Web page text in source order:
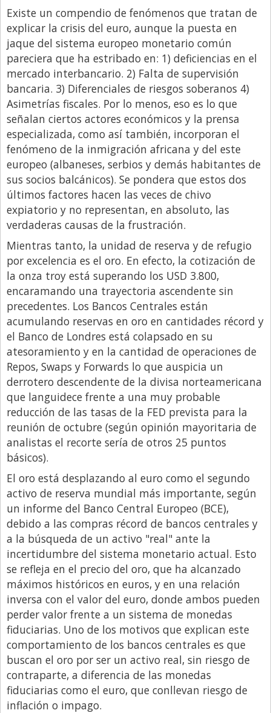
Existe un compendio de fenómenos que tratan de
explicar la crisis del euro, aunque la puesta en
jaque del sistema europeo monetario común
pareciera que ha estribado en: 1) deficiencias en el
mercado interbancario. 2) Falta de supervisión
bancaria. 3) Diferenciales de riesgos soberanos 4)
Asimetrías fiscales. Por lo menos, eso es lo que
señalan ciertos actores económicos y la prensa
especializada, como así también, incorporan el
fenómeno de la inmigración africana y del este
europeo (albaneses, serbios y demás habitantes de
sus socios balcánicos). Se pondera que estos dos
últimos factores hacen las veces de chivo
expiatorio y no representan, en absoluto, las
verdaderas causas de la frustración.
Mientras tanto, la unidad de reserva y de refugio
por excelencia es el oro. En efecto, la cotización de
la onza troy está superando los USD 3.800,
encaramando una trayectoria ascendente sin
precedentes. Los Bancos Centrales están
acumulando reservas en oro en cantidades récord y
el Banco de Londres está colapsado en su
atesoramiento y en la cantidad de operaciones de
Repos, Swaps y Forwards lo que auspicia un
derrotero descendente de la divisa norteamericana
que languidece frente a una muy probable
reducción de las tasas de la FED prevista para la
reunión de octubre (según opinión mayoritaria de
analistas el recorte sería de otros 25 puntos
básicos).
El oro está desplazando al euro como el segundo
activo de reserva mundial más importante, según
un informe del Banco Central Europeo (BCE),
debido a las compras récord de bancos centrales y
a la búsqueda de un activo "real" ante la
incertidumbre del sistema monetario actual. Esto
se refleja en el precio del oro, que ha alcanzado
máximos históricos en euros, y en una relación
inversa con el valor del euro, donde ambos pueden
perder valor frente a un sistema de monedas
fiduciarias. Uno de los motivos que explican este
comportamiento de los bancos centrales es que
buscan el oro por ser un activo real, sin riesgo de
contraparte, a diferencia de las monedas
fiduciarias como el euro, que conllevan riesgo de
inflación o impago.